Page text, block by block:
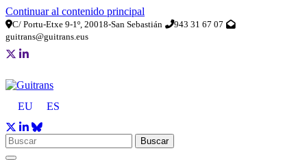
Continuar al contenido principal
C/ Portu-Etxe 9-1º, 20018-San Sebastián
943 31 67 07
guitrans@guitrans.eus
EU ES
Buscar